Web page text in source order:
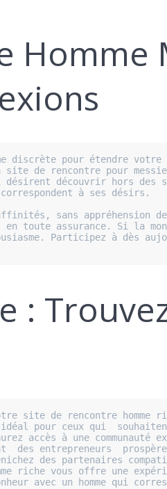
Homme
discrète pour étendre
de rencontre pour
désirent découvrir hors des
à ses désirs.
sans appréhension de
toute assurance. Si la
Participez à dès
:
site de rencontre homme
pour ceux qui
à une communauté
des entrepreneurs
des partenaires
riche vous offre une
avec un homme qui